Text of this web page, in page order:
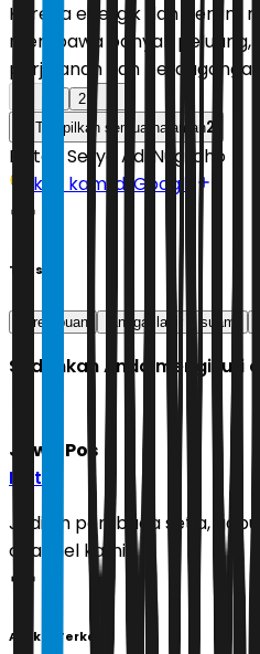
Karena energik dan berani,
membawa banyak peluang,
perjalanan dan
2
Tampilkan semua halaman2
Editor: Setyo Adi Nugroho
Ikuti kami di Google
Tags
perempuan tanggal lahir suami
Sudahkah Anda mengikuti
Jawa Pos
Ikuti
Jadilah pembaca setia,
channel kami!
Artikel Terkait